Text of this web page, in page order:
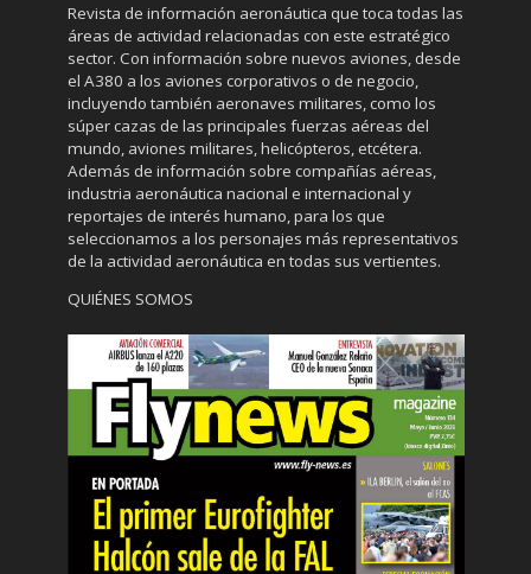
Revista de información aeronáutica que toca todas las
áreas de actividad relacionadas con este estratégico
sector. Con información sobre nuevos aviones, desde
el A380 a los aviones corporativos o de negocio,
incluyendo también aeronaves militares, como los
súper cazas de las principales fuerzas aéreas del
mundo, aviones militares, helicópteros, etcétera.
Además de información sobre compañías aéreas,
industria aeronáutica nacional e internacional y
reportajes de interés humano, para los que
seleccionamos a los personajes más representativos
de la actividad aeronáutica en todas sus vertientes.
QUIÉNES SOMOS